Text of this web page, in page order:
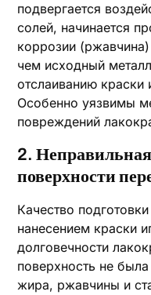
подвергается
солей, начинается
коррозии
чем исходный
отслаиванию краски
Особенно уязвимы
повреждений
2.
поверхности
Качество
нанесением краски
долговечности
поверхность не
жира, ржавчины и